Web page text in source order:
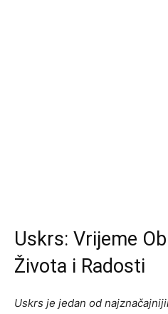
Uskrs: Vrijeme
Života i Radosti
Uskrs je jedan od